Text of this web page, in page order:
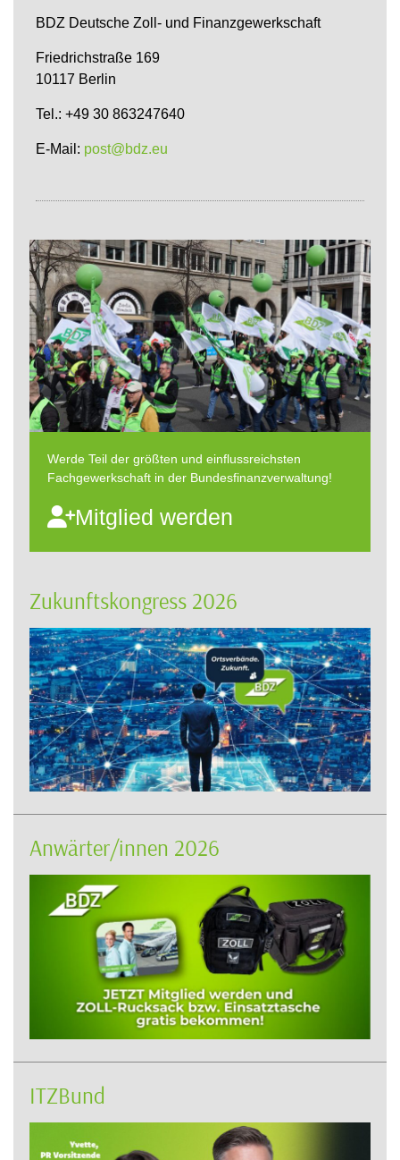
BDZ Deutsche Zoll- und Finanzgewerkschaft
Friedrichstraße 169
10117 Berlin
Tel.: +49 30 863247640
E-Mail: post@bdz.eu
Werde Teil der größten und einflussreichsten
Fachgewerkschaft in der Bundesfinanzverwaltung!
Mitglied werden
Zukunftskongress 2026
Anwärter/innen 2026
ITZBund